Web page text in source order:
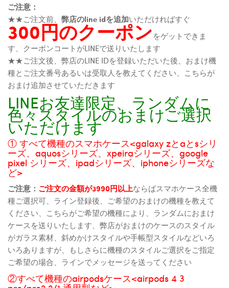
ご注意：
★★ご注文前、 弊店のline idを追加いただければすぐ
300円のクーポンをゲットできま
す、クーポンコートがLINEで送りいたします
★★ご注文後、弊店のLINE IDを登録いただいた後、おまけ機
種とご注文番号あるいは受取人を教えてください、こちらが
おまけ追加させていただきます
LINEお友達限定、ランダムに
色々スタイルのおまけご選択
いただけます
① すべて機種のスマホケース<galaxy zとaとsシリ
ーズ、aquosシリーズ、xpeiraシリーズ、google
pixel シリーズ、ipadシリーズ、iphoneシリーズな
ど>
ご注意： ご注文の金額が3990円以上ならばスマホケース全機
種ご選択可、ライン登録後、ご希望のおまけの機種を教えて
ください、こちらがご希望の機種により、ランダムにおまけ
ケースを送りいたします、弊店がおまけのケースのスタイル
がガラス素材、斜めかけスタイルや手帳型スタイルなどいろ
いろありますが、もしさらに機種のスタイルご選択をご指定
ご希望の場合、ラインでメッセージを送ってください
②すべて機種のairpodsケース<airpods 4 3